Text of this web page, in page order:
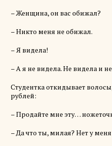
– Женщина, он вас обижал?
– Никто меня не обижал.
– Я видела!
– А я не видела. Не видела и
Студентка откидывает
рублей:
– Продайте мне эту…
– Да что ты, милая? Нет у